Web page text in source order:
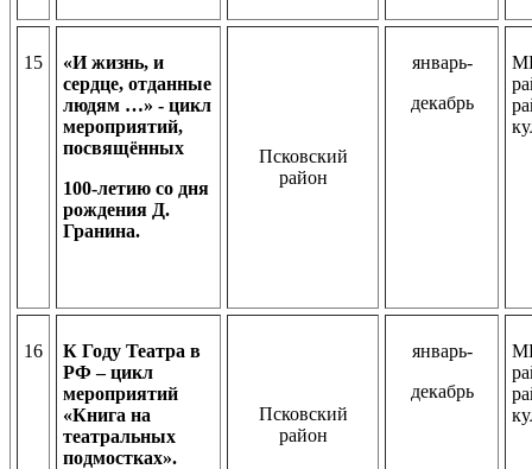
15
«И жизнь, и
сердце, отданные
людям …» - цикл
мероприятий,
посвящённых
100-летию со дня
рождения Д.
Гранина.
Псковский
район
январь-
декабрь
16
К Году Театра в
РФ – цикл
мероприятий
«Книга на
театральных
подмостках».
Псковский
район
январь-
декабрь